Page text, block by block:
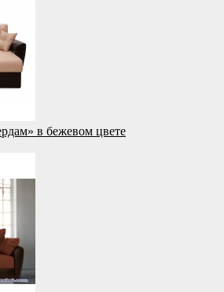
в бежевом цвете